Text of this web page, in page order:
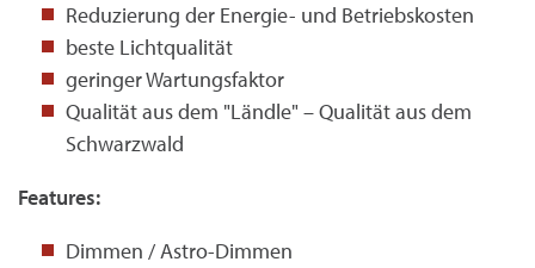
Reduzierung der Energie- und Betriebskosten
beste Lichtqualität
geringer Wartungsfaktor
Qualität aus dem "Ländle" – Qualität aus dem
Schwarzwald
Features:
Dimmen / Astro-Dimmen